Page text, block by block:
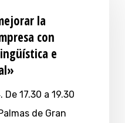
la
con
e
17.30 a 19.30
de Gran